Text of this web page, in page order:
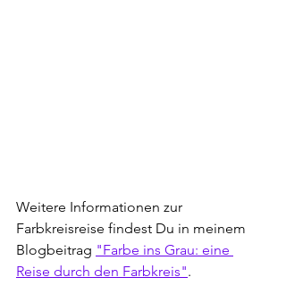
Weitere Informationen zur
Farbkreisreise findest Du in meinem
Blogbeitrag "Farbe ins Grau: eine
Reise durch den Farbkreis".